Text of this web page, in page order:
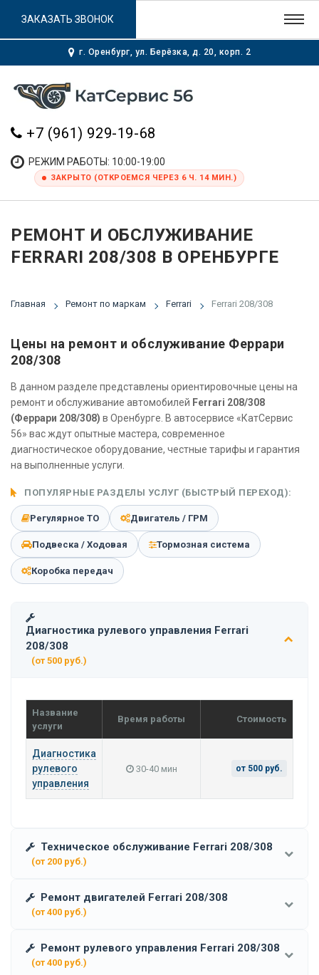
г. Оренбург, ул. Берёзка, д. 20, корп. 2
+7 (961) 929-19-68
РЕЖИМ РАБОТЫ: 10:00-19:00
ЗАКРЫТО (ОТКРОЕМСЯ ЧЕРЕЗ 6 Ч. 14 МИН.)
ЗАКАЗАТЬ ЗВОНОК
РЕМОНТ И ОБСЛУЖИВАНИЕ
FERRARI 208/308 В ОРЕНБУРГЕ
Главная Ремонт по маркам Ferrari Ferrari 208/308
Цены на ремонт и обслуживание Феррари
208/308
В данном разделе представлены ориентировочные цены на
ремонт и обслуживание автомобилей Ferrari 208/308
(Феррари 208/308) в Оренбурге. В автосервисе «КатСервис
56» вас ждут опытные мастера, современное
диагностическое оборудование, честные тарифы и гарантия
на выполненные услуги.
ПОПУЛЯРНЫЕ РАЗДЕЛЫ УСЛУГ (БЫСТРЫЙ ПЕРЕХОД):
Регулярное ТО Двигатель / ГРМ
Подвеска / Ходовая Тормозная система
Коробка передач
Диагностика рулевого управления Ferrari
208/308
(от 500 руб.)
Название
услуги
Время работы Стоимость
Диагностика
рулевого
управления
30-40 мин от 500 руб.
Техническое обслуживание Ferrari 208/308
(от 200 руб.)
Ремонт двигателей Ferrari 208/308
(от 400 руб.)
Ремонт рулевого управления Ferrari 208/308
(от 400 руб.)